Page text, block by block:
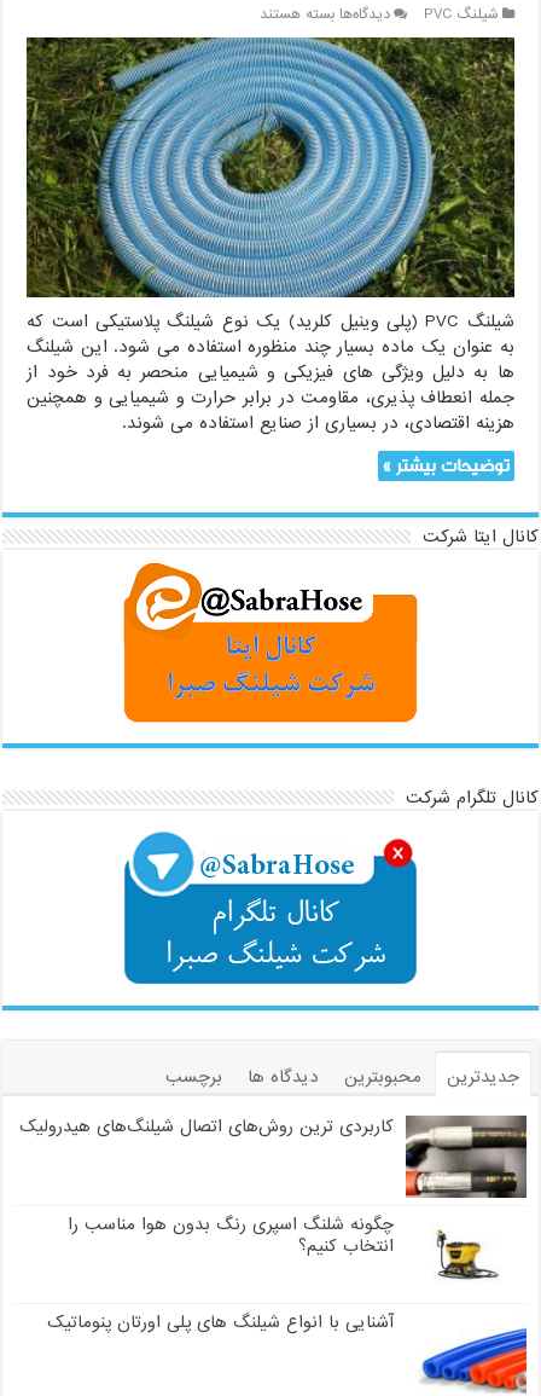
شیلنگ PVC دیدگاه‌هابرای
فروش
شیلنگ
PVC
با
بهترین
قیمت
بسته هستند
شیلنگ PVC (پلی وینیل کلرید) یک نوع شیلنگ پلاستیکی است که
به عنوان یک ماده بسیار چند منظوره استفاده می شود. این شیلنگ
ها به دلیل ویژگی های فیزیکی و شیمیایی منحصر به فرد خود از
جمله انعطاف پذیری، مقاومت در برابر حرارت و شیمیایی و همچنین
هزینه اقتصادی، در بسیاری از صنایع استفاده می شوند.
توضیحات بیشتر »
کانال ایتا شرکت
کانال تلگرام شرکت
جدیدترین محبوبترین دیدگاه ها
برچسب
کاربردی ترین روش‌های اتصال شیلنگ‌های هیدرولیک
چگونه شلنگ اسپری رنگ بدون هوا مناسب را
انتخاب کنیم؟
آشنایی با انواع شیلنگ های پلی اورتان پنوماتیک